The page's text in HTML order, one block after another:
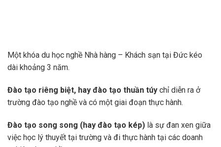
Một khóa du học nghề Nhà hàng – Khách sạn tại Đức kéo
dài khoảng 3 năm.
Đào tạo riêng biệt, hay đào tạo thuần túy chỉ diễn ra ở
trường đào tạo nghề và có một giai đoạn thực hành.
Đào tạo song song (hay đào tạo kép) là sự đan xen giữa
việc học lý thuyết tại trường và đi thực hành tại các doanh